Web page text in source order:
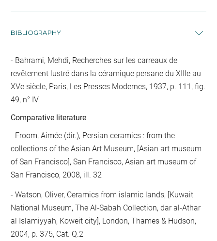
BIBLIOGRAPHY
Bahrami, Mehdi, Recherches sur les carreaux de
revêtement lustré dans la céramique persane du XIIIe au
XVe siècle, Paris, Les Presses Modernes, 1937, p. 111, fig.
49, n° IV
Comparative literature
- Froom, Aimée (dir.), Persian ceramics : from the
collections of the Asian Art Museum, [Asian art museum
of San Francisco], San Francisco, Asian art museum of
San Francisco, 2008, ill. 32
- Watson, Oliver, Ceramics from islamic lands, [Kuwait
National Museum, The Al-Sabah Collection, dar al-Athar
al Islamiyyah, Koweit city], London, Thames & Hudson,
2004, p. 375, Cat. Q.2